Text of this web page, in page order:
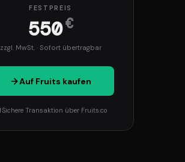
FESTPREIS
550€
zzgl. MwSt. · Sofort übertragbar
Auf Fruits kaufen
Sichere Transaktion über Fruits.co